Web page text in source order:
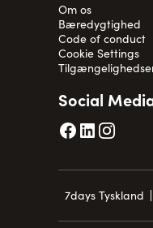
Om os
Bæredygtighed
Code of conduct
Cookie Settings
Social
7days Tyskland